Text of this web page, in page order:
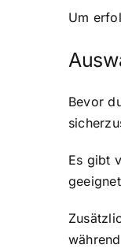
Um
Bevor
Es gibt